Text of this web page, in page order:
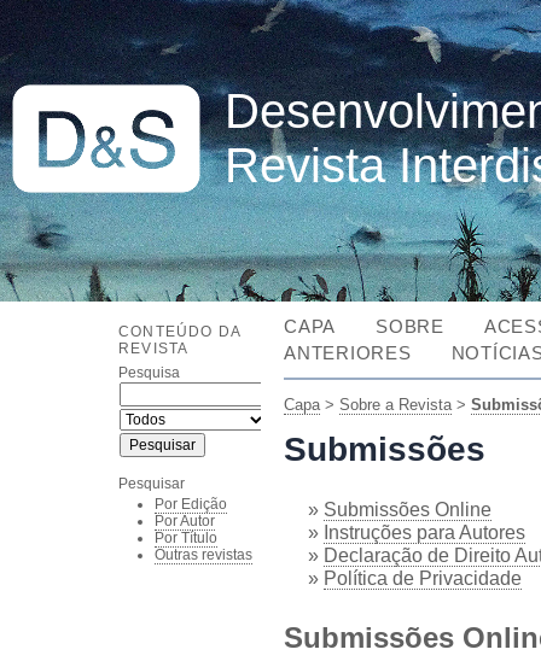
Revista
CONTEÚDO DA
REVISTA
Pesquisa
Pesquisar
Por Edição
Por Autor
Por Título
Outras revistas
CAPA SOBRE
ANTERIORES
Capa >Sobre a Revista >
Submissões
» Submissões Online
» Instruções para Autores
» Declaração de Direito
» Política de Privacidade
Submissões